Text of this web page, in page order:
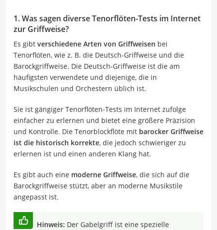
1. Was sagen diverse Tenorflöten-Tests im Internet
zur Griffweise?
Es gibt verschiedene Arten von Griffweisen bei
Tenorflöten, wie z. B. die Deutsch-Griffweise und die
Barockgriffweise. Die Deutsch-Griffweise ist die am
häufigsten verwendete und diejenige, die in
Musikschulen und Orchestern üblich ist.
Sie ist gängiger Tenorflöten-Tests im Internet zufolge
einfacher zu erlernen und bietet eine größere Präzision
und Kontrolle. Die Tenorblockflöte mit barocker Griffweise
ist die historisch korrekte, die jedoch schwieriger zu
erlernen ist und einen anderen Klang hat.
Es gibt auch eine moderne Griffweise, die sich auf die
Barockgriffweise stützt, aber an moderne Musikstile
angepasst ist.
Hinweis: Der Gabelgriff ist eine spezielle